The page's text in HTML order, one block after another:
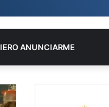
ANUNCIARME